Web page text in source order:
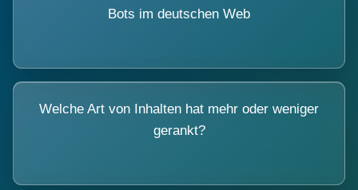
Bots im deutschen Web
Welche Art von Inhalten hat mehr oder weniger
gerankt?